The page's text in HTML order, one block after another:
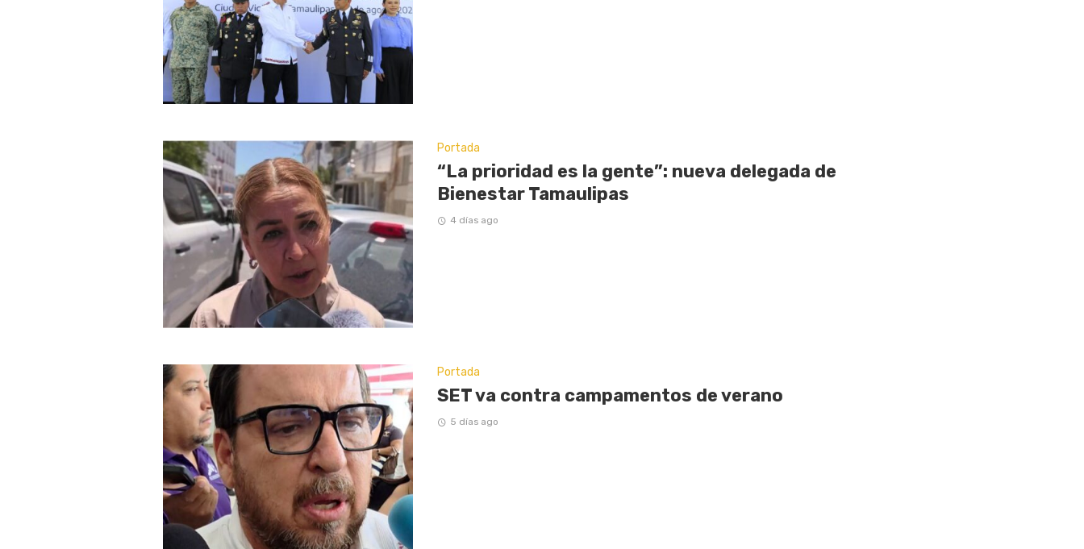
Portada
“La prioridad es la gente”: nueva delegada de
Bienestar Tamaulipas
4 días ago
Portada
SET va contra campamentos de verano
5 días ago